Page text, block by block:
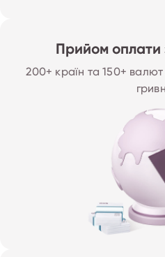
Прийом оплати
200+ країн та 150+